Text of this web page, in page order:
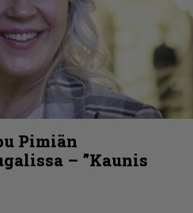
Pimiän
– ”Kaunis